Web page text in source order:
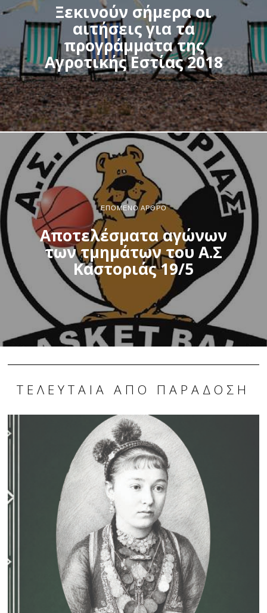
Ξεκινούν σήμερα οι
αιτήσεις για τα
προγράμματα της
Αγροτικής Εστίας 2018
ΕΠΌΜΕΝΟ ΆΡΘΡΟ
Αποτελέσματα αγώνων
των τμημάτων του Α.Σ
Καστοριάς 19/5
ΤΕΛΕΥΤΑΊΑ ΑΠΌ ΠΑΡΆΔΟΣΗ